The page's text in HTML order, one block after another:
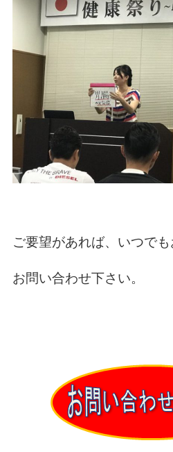
ご要望があれば、いつで
お問い合わせ下さい。